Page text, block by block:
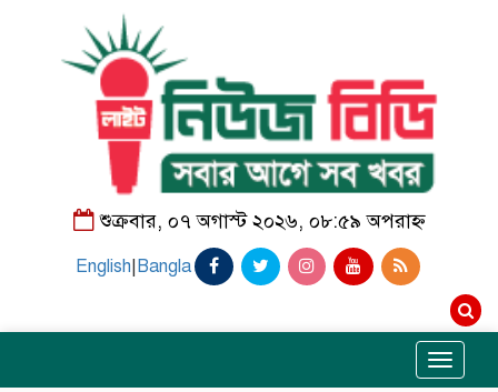
শুক্রবার, ০৭ অগাস্ট ২০২৬, ০৮:৫৯ অপরাহ্ন
English Bangla
Toggle